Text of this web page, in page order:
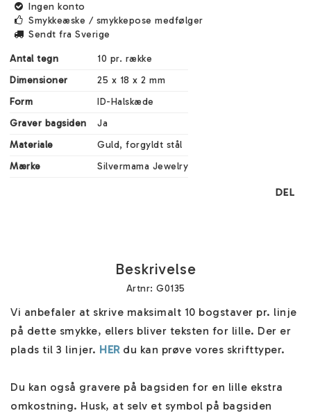
Ingen konto
Smykkeæske / smykkepose medfølger
Sendt fra Sverige
Antal tegn
10 pr. række
Dimensioner
25 x 18 x 2 mm
Form
ID-Halskæde
Graver bagsiden
Ja
Materiale
Guld, forgyldt stål
Mærke
Silvermama Jewelry
DEL
Beskrivelse
Artnr: G0135
Vi anbefaler at skrive maksimalt 10 bogstaver pr. linje
på dette smykke, ellers bliver teksten for lille. Der er
plads til 3 linjer. HER du kan prøve vores skrifttyper.
Du kan også gravere på bagsiden for en lille ekstra
omkostning. Husk, at selv et symbol på bagsiden